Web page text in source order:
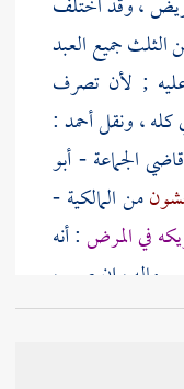
جميع العبد
; لأن تصرف
، ونقلأحمد:
الجماعة -أبو
من المالكية -
في المرض: أنه
ماله ، إن صح ،
، وعتق منه حظه
، وتخصيصه بما